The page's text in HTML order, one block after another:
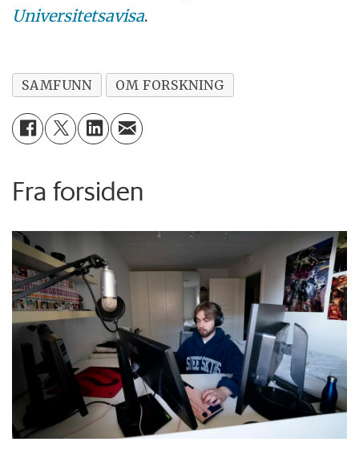
Universitetsavisa.
SAMFUNN OM FORSKNING
Fra forsiden